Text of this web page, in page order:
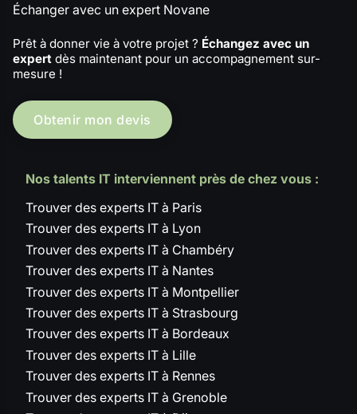
Échanger avec un expert Novane
Prêt à donner vie à votre projet ? Échangez avec un
expert dès maintenant pour un accompagnement sur-
mesure !
Obtenir mon devis
Nos talents IT interviennent près de chez vous :
Trouver des experts IT à Paris
Trouver des experts IT à Lyon
Trouver des experts IT à Chambéry
Trouver des experts IT à Nantes
Trouver des experts IT à Montpellier
Trouver des experts IT à Strasbourg
Trouver des experts IT à Bordeaux
Trouver des experts IT à Lille
Trouver des experts IT à Rennes
Trouver des experts IT à Grenoble